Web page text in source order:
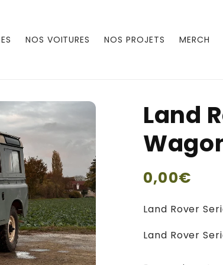
NOS VOITURES NOS PROJETS MERCH
Land
Prix
0,00€
Land Rover
Land Rover